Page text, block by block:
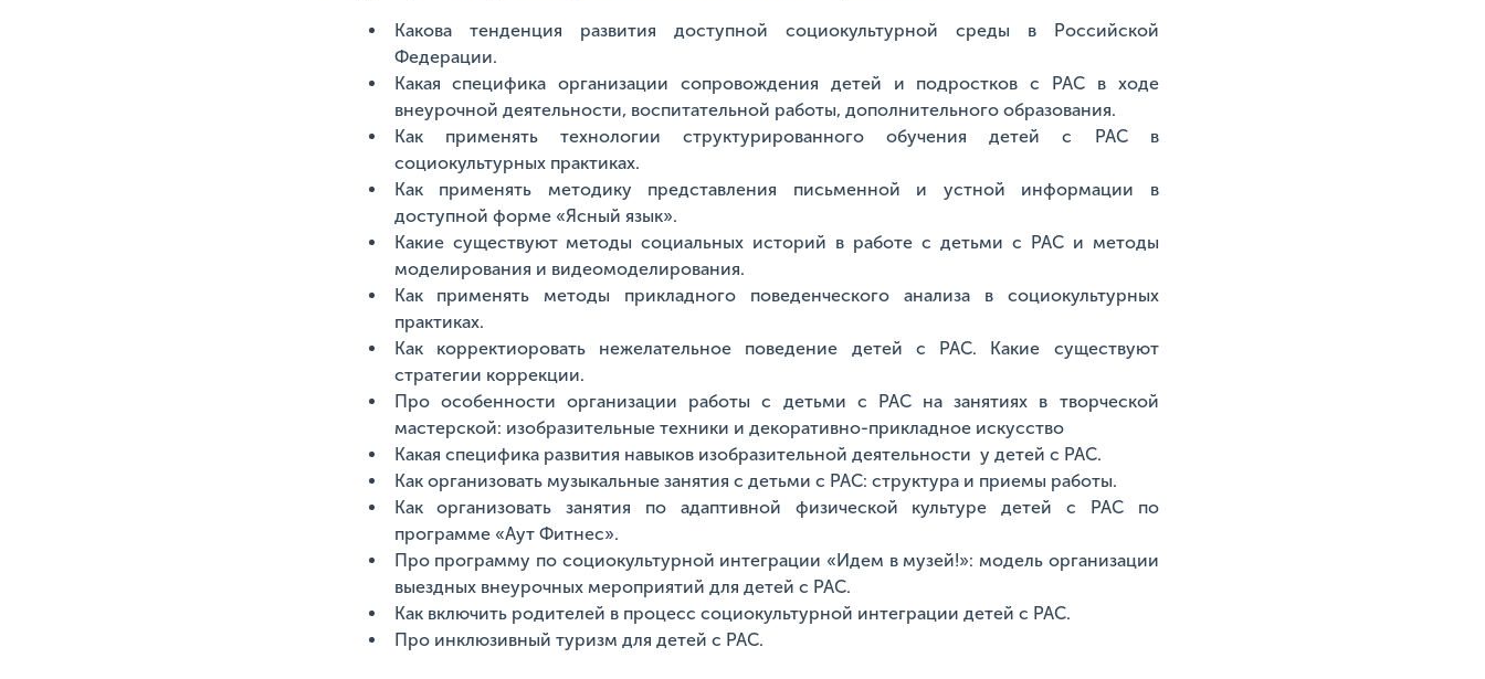
Какова тенденция развития доступной социокультурной среды в Российской
Федерации.
Какая специфика организации сопровождения детей и подростков с РАС в ходе
внеурочной деятельности, воспитательной работы, дополнительного образования.
Как применять технологии структурированного обучения детей с РАС в
социокультурных практиках.
Как применять методику представления письменной и устной информации в
доступной форме «Ясный язык».
Какие существуют методы социальных историй в работе с детьми с РАС и методы
моделирования и видеомоделирования.
Как применять методы прикладного поведенческого анализа в социокультурных
практиках.
Как корректиоровать нежелательное поведение детей с РАС. Какие существуют
стратегии коррекции.
Про особенности организации работы с детьми с РАС на занятиях в творческой
мастерской: изобразительные техники и декоративно-прикладное искусство
Какая специфика развития навыков изобразительной деятельности у детей с РАС.
Как организовать музыкальные занятия с детьми с РАС: структура и приемы работы.
Как организовать занятия по адаптивной физической культуре детей с РАС по
программе «Аут Фитнес».
Про программу по социокультурной интеграции «Идем в музей!»: модель организации
выездных внеурочных мероприятий для детей с РАС.
Как включить родителей в процесс социокультурной интеграции детей с РАС.
Про инклюзивный туризм для детей с РАС.